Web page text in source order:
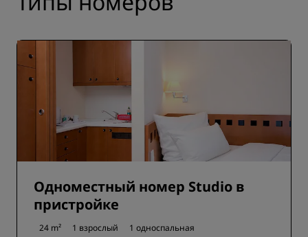
Одноместный номер Studio в
пристройке
24 m² 1 взрослый 1 односпальная